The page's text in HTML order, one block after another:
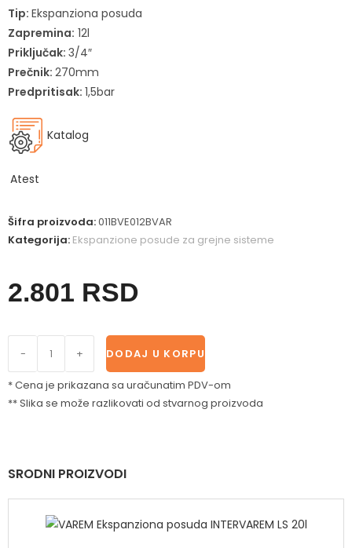
Tip: Ekspanziona posuda
Zapremina: 12l
Priključak: 3/4″
Prečnik: 270mm
Predpritisak: 1,5bar
Katalog
Atest
Šifra proizvoda:011BVE012BVAR
Kategorija: Ekspanzione posude za grejne sisteme
2.801 RSD
- + DODAJ U KORPU
* Cena je prikazana sa uračunatim PDV-om
** Slika se može razlikovati od stvarnog proizvoda
SRODNI PROIZVODI